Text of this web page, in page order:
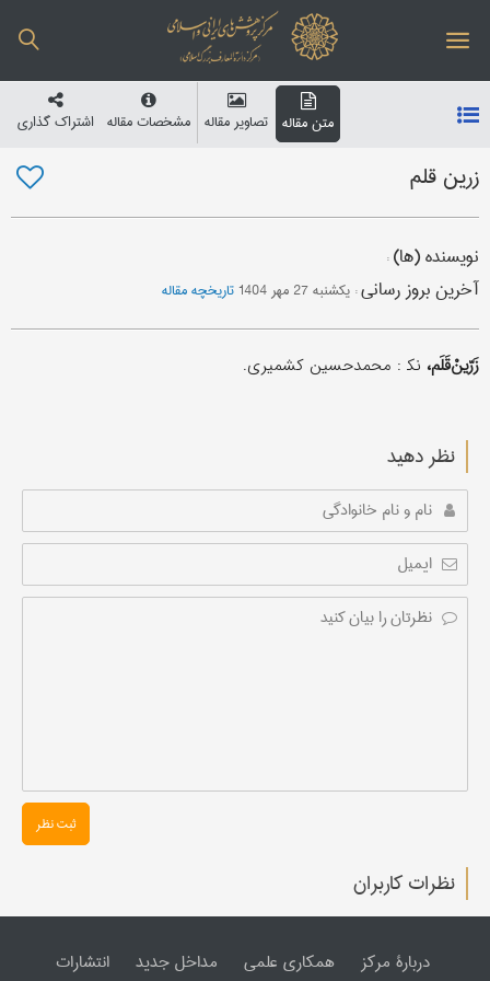
متن مقاله تصاویر مقاله مشخصات مقاله اشتراک گذاری
زرین قلم
نویسنده (ها):
آخرین بروز رسانی: یکشنبه 27 مهر 1404 تاریخچه مقاله
زَرّینْ‌قَلَم، نک‍ : محمدحسین کشمیری.
نظر دهید
ثبت نظر
نظرات کاربران
دربارۀ مرکز همکاری علمی مداخل جدید انتشارات